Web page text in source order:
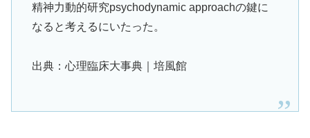
精神力動的研究psychodynamic approachの鍵に
なると考えるにいたった。
出典：心理臨床大事典｜培風館